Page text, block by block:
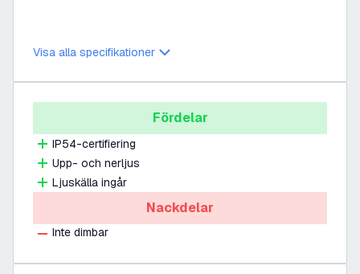
Visa alla specifikationer
Fördelar
IP54-certifiering
Upp- och nerljus
Ljuskälla ingår
Nackdelar
Inte dimbar